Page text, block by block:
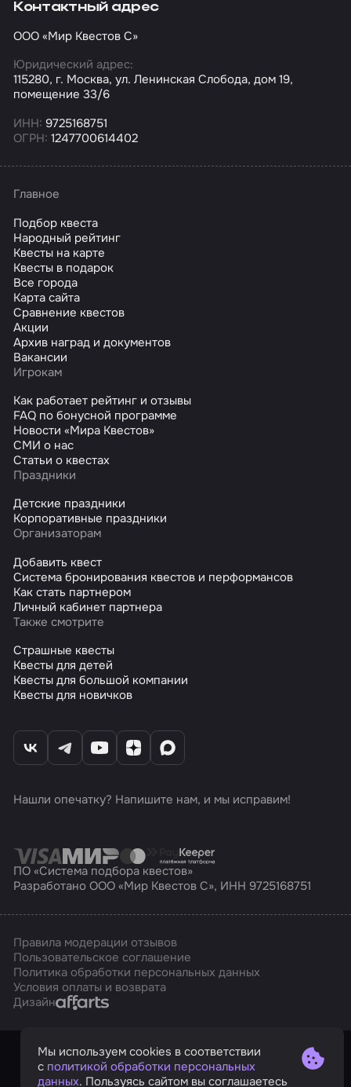
Контактный адрес
ООО «Мир Квестов С»
Юридический адрес:
115280, г. Москва, ул. Ленинская Слобода, дом 19,
помещение 33/6
ИНН: 9725168751
ОГРН: 1247700614402
Главное
Подбор квеста
Народный рейтинг
Квесты на карте
Квесты в подарок
Все города
Карта сайта
Сравнение квестов
Акции
Архив наград и документов
Вакансии
Игрокам
Как работает рейтинг и отзывы
FAQ по бонусной программе
Новости «Мира Квестов»
СМИ о нас
Статьи о квестах
Праздники
Детские праздники
Корпоративные праздники
Организаторам
Добавить квест
Система бронирования квестов и перформансов
Как стать партнером
Личный кабинет партнера
Также смотрите
Страшные квесты
Квесты для детей
Квесты для большой компании
Квесты для новичков
Нашли опечатку? Напишите нам, и мы исправим!
ПО «Система подбора квестов»
Разработано ООО «Мир Квестов С», ИНН 9725168751
Правила модерации отзывов
Пользовательское соглашение
Политика обработки персональных данных
Условия оплаты и возврата
ДизайнAffarts
Мы используем cookies в соответствии
с политикой обработки персональных
данных. Пользуясь сайтом вы соглашаетесь